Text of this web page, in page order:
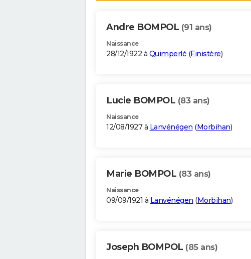
Andre BOMPOL (91 ans)
Naissance
28/12/1922 à Quimperlé (Finistère)
Lucie BOMPOL (83 ans)
Naissance
12/08/1927 à Lanvénégen (Morbihan)
Marie BOMPOL (83 ans)
Naissance
09/09/1921 à Lanvénégen (Morbihan)
Joseph BOMPOL (85 ans)